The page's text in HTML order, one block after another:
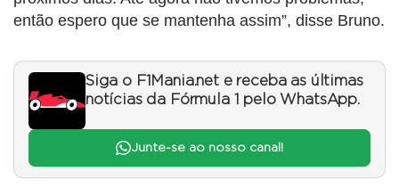
então espero que se mantenha assim”, disse Bruno.
Siga o F1Mania.net e receba as últimas
notícias da Fórmula 1 pelo WhatsApp.
Junte-se ao nosso canal!